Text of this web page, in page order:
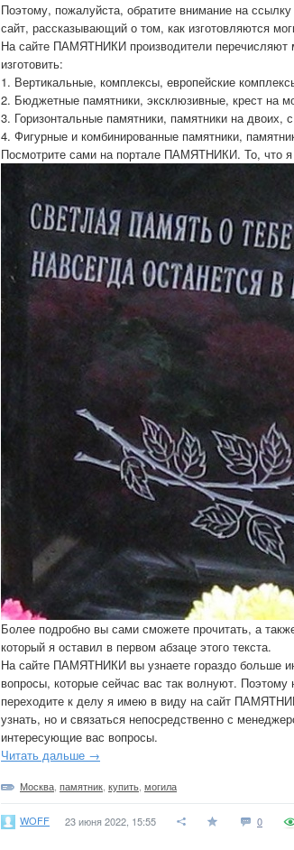
Поэтому, пожалуйста, обратите внимание на ссылку
сайт, рассказывающий о том, как изготовляются
На сайте ПАМЯТНИКИ производители перечисляют
изготовить:
1. Вертикальные, комплексы, европейские
2. Бюджетные памятники, эксклюзивные, крест на
3. Горизонтальные памятники, памятники на двоих,
4. Фигурные и комбинированные памятники,
Посмотрите сами на портале ПАМЯТНИКИ. То, что я
Более подробно вы сами сможете прочитать, а
который я оставил в первом абзаце этого текста.
На сайте ПАМЯТНИКИ вы узнаете гораздо больше
вопросы, которые сейчас вас так волнуют.
переходите к делу я имею в виду на сайт
узнать, но и связаться непосредственно с
интересующие вас вопросы.
Читать дальше →
Москва памятник купить могила
WOFF 23 июня 2022, 15:55 0